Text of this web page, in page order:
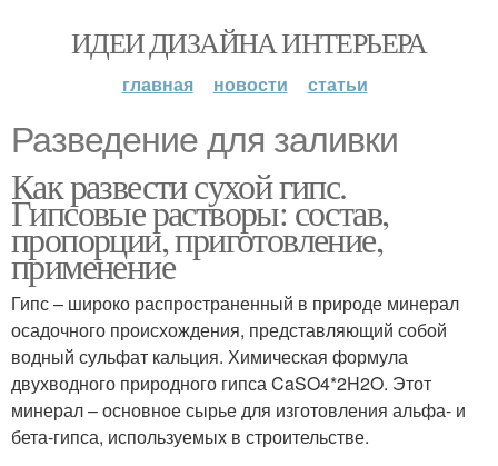
ИДЕИ ДИЗАЙНА ИНТЕРЬЕРА
главная новости статьи
Разведение для заливки
Как развести сухой гипс.
Гипсовые растворы: состав,
пропорции, приготовление,
применение
Гипс – широко распространенный в природе минерал
осадочного происхождения, представляющий собой
водный сульфат кальция. Химическая формула
двухводного природного гипса CaSO4*2H2O. Этот
минерал – основное сырье для изготовления альфа- и
бета-гипса, используемых в строительстве.